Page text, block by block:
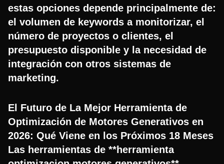
estas opciones depende principalmente de:
el volumen de keywords a monitorizar, el
número de proyectos o clientes, el
presupuesto disponible y la necesidad de
integración con otros sistemas de
marketing.
El Futuro de La Mejor Herramienta de
Optimización de Motores Generativos en
2026: Qué Viene en los Próximos 18 Meses
Las herramientas de **herramienta